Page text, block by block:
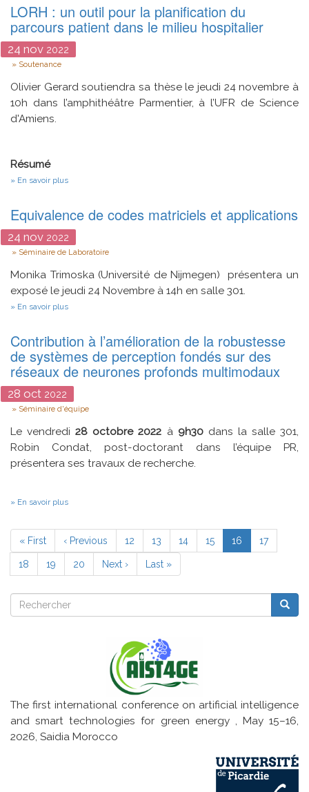
meilleur
article
étudiant
LORH : un outil pour la planification du
parcours patient dans le milieu hospitalier
24 nov 2022
Type
Soutenance
Olivier Gerard soutiendra sa thèse le jeudi 24 novembre à
10h dans l’amphithéâtre Parmentier, à l’UFR de Science
d'Amiens.
Résumé
En savoir plus
un
outil
la
planification
parcours
patient
Equivalence de codes matriciels et applications
24 nov 2022
Type
Séminaire de Laboratoire
Monika Trimoska (Université de Nijmegen) présentera un
exposé le jeudi 24 Novembre à 14h en salle 301.
En savoir plus
codes
matriciels
et
applications
Contribution à l’amélioration de la robustesse
de systèmes de perception fondés sur des
réseaux de neurones profonds multimodaux
28 oct 2022
Type
Séminaire d'équipe
Le vendredi28 octobre 2022 à 9h30 dans la salle 301,
Robin Condat, post-doctorant dans l’équipe PR,
présentera ses travaux de recherche.
En savoir plus
de
la
robustesse
de
perception
multimodaux
Pagination
Première
page
« First
Page
précédente
‹ Previous Page
12 Page
13 Page
14 Page
15
Page
courante
16 Page
17
Page
18 Page
19 Page
20
Page
suivante
Next ›
Dernière
page
Last »
Rechercher
Rechercher
The first international conference on artificial intelligence
and smart technologies for green energy , May 15–16,
2026, Saidia Morocco